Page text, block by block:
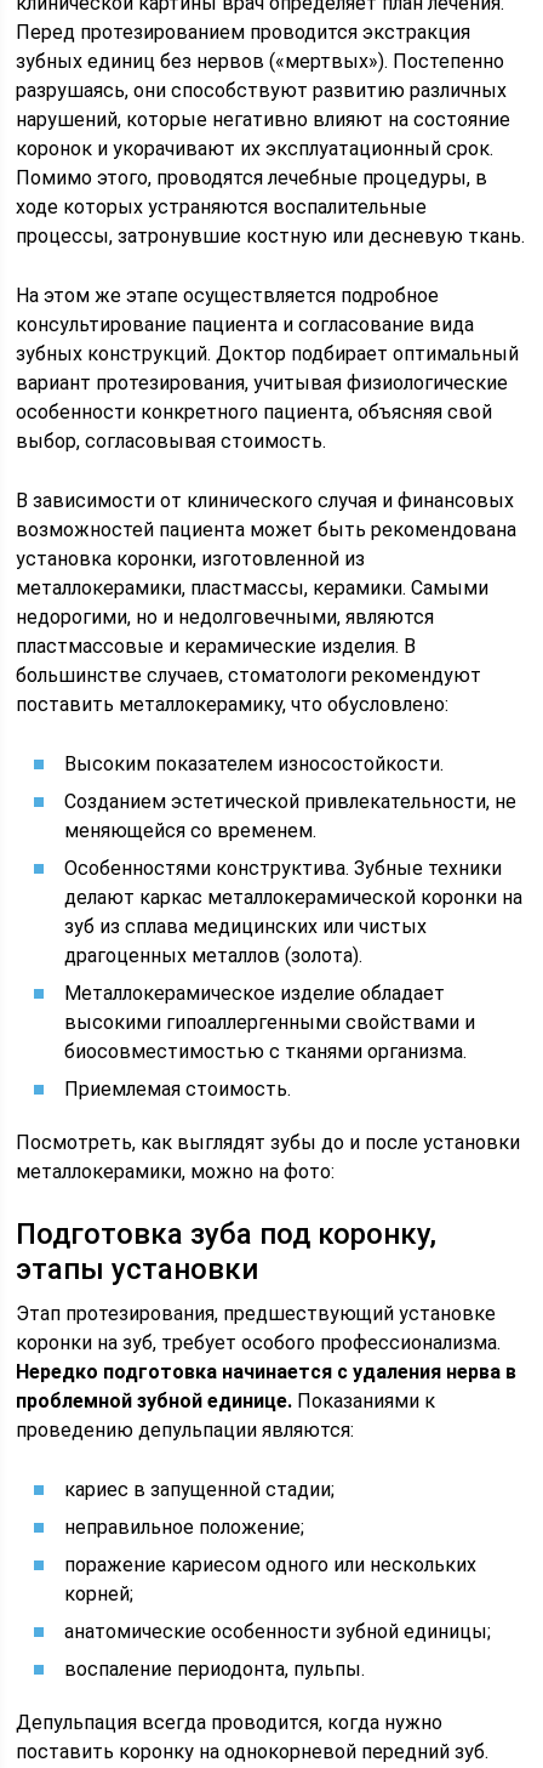
Перед протезированием проводится экстракция
зубных единиц без нервов («мертвых»). Постепенно
разрушаясь, они способствуют развитию различных
нарушений, которые негативно влияют на состояние
коронок и укорачивают их эксплуатационный срок.
Помимо этого, проводятся лечебные процедуры, в
ходе которых устраняются воспалительные
процессы, затронувшие костную или десневую ткань.
На этом же этапе осуществляется подробное
консультирование пациента и согласование вида
зубных конструкций. Доктор подбирает оптимальный
вариант протезирования, учитывая физиологические
особенности конкретного пациента, объясняя свой
выбор, согласовывая стоимость.
В зависимости от клинического случая и финансовых
возможностей пациента может быть рекомендована
установка коронки, изготовленной из
металлокерамики, пластмассы, керамики. Самыми
недорогими, но и недолговечными, являются
пластмассовые и керамические изделия. В
большинстве случаев, стоматологи рекомендуют
поставить металлокерамику, что обусловлено:
Высоким показателем износостойкости.
Созданием эстетической привлекательности, не
меняющейся со временем.
Особенностями конструктива. Зубные техники
делают каркас металлокерамической коронки на
зуб из сплава медицинских или чистых
драгоценных металлов (золота).
Металлокерамическое изделие обладает
высокими гипоаллергенными свойствами и
биосовместимостью с тканями организма.
Приемлемая стоимость.
Посмотреть, как выглядят зубы до и после установки
металлокерамики, можно на фото:
Подготовка зуба под коронку,
этапы установки
Этап протезирования, предшествующий установке
коронки на зуб, требует особого профессионализма.
Нередко подготовка начинается с удаления нерва в
проблемной зубной единице. Показаниями к
проведению депульпации являются:
кариес в запущенной стадии;
неправильное положение;
поражение кариесом одного или нескольких
корней;
анатомические особенности зубной единицы;
воспаление периодонта, пульпы.
Депульпация всегда проводится, когда нужно
поставить коронку на однокорневой передний зуб.